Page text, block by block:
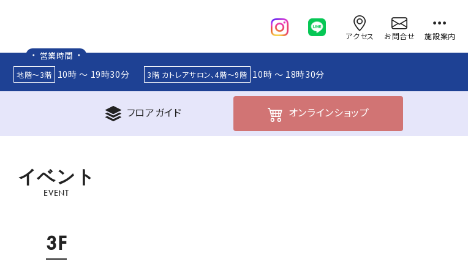
アクセス お問合せ 施設案内
営業時間
地階～3階 10時 ～ 19時30分 3階 カトレアサロン、4階～9階 10時 ～ 18時30分
フロアガイド オンラインショップ
イベン ト
EVENT
3F